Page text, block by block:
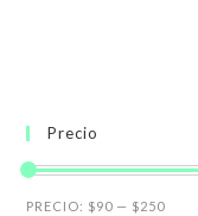
Precio
Precio
Precio
PRECIO: $90 — $250